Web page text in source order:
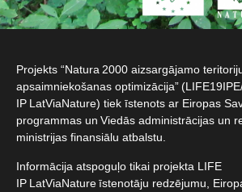
Projekts “Natura 2000 aizsargājamo
apsaimniekošanas optimizācija”
IP LatViaNature) tiek īstenots ar Eiropas
programmas un Viedās administrācijas un
ministrijas finansiālu atbalstu.​
Informācija atspoguļo tikai projekta LIFE
IP LatViaNature īstenotāju redzējumu,